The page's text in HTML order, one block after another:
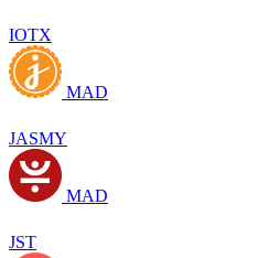
IOTX
MAD
JASMY
MAD
JST